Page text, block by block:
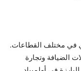
في مختلف القطاعات.
الضيافة وتجارة